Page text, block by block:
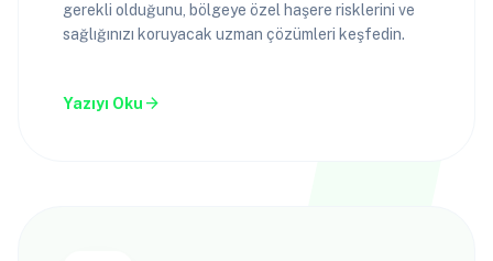
gerekli olduğunu, bölgeye özel haşere risklerini ve
sağlığınızı koruyacak uzman çözümleri keşfedin.
Yazıyı Oku arrow_forward